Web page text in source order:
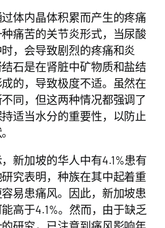
体内晶体积累而产生的疼痛
痛苦的关节炎形式，当尿酸
，会导致剧烈的疼痛和炎
石是在肾脏中矿物质和盐结
的，导致极度不适。虽然在
同，但这两种情况都强调了
适当水分的重要性，以防止
新加坡的华人中有4.1%患有
究表明，种族在其中起着重
易患痛风。因此，新加坡患
高于4.1%。然而，由于缺乏